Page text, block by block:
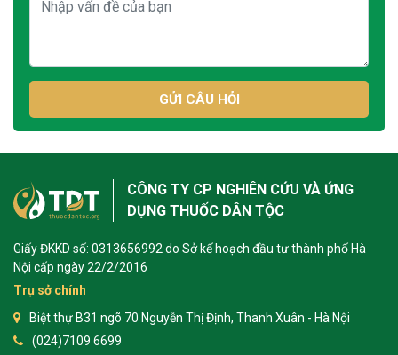
GỬI CÂU HỎI
CÔNG TY CP NGHIÊN CỨU VÀ ỨNG
DỤNG THUỐC DÂN TỘC
Giấy ĐKKD số: 0313656992 do Sở kế hoạch đầu tư thành phố Hà
Nội cấp ngày 22/2/2016
Trụ sở chính
Biệt thự B31 ngõ 70 Nguyễn Thị Định, Thanh Xuân - Hà Nội
(024)7109 6699